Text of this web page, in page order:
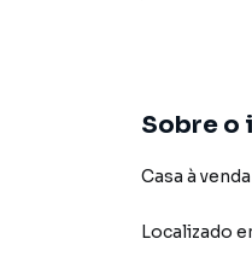
Sobre o
Casa à
Localizado